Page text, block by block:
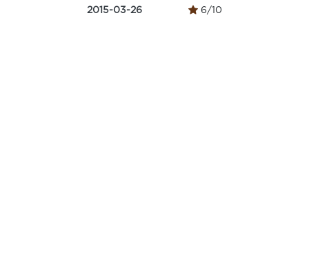
2015-03-26 6/10